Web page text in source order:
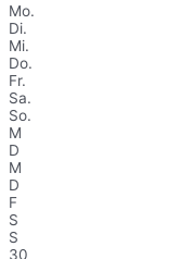
Mo.
Di.
Mi.
Do.
Fr.
Sa.
So.
M
D
M
D
F
S
S
30